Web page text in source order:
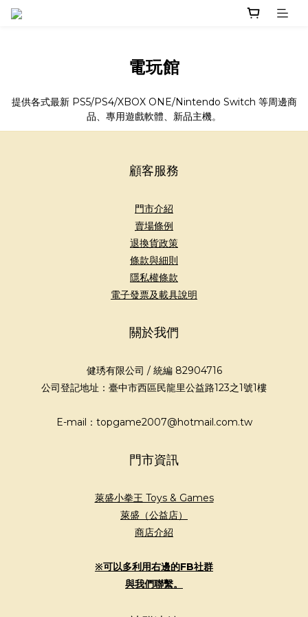
電玩館
提供各式最新 PS5/PS4/XBOX ONE/Nintendo Switch 等周邊商
品、專用遊戲軟體、新品主機。
顧客服務
門市介紹
賣場條例
退換貨政策
條款與細則
隱私權條款
電子發票及載具說明
關於我們
健琇有限公司 / 統編 82904716
公司登記地址：臺中市西區民龍里公益路123之1號1樓
E-mail：topgame2007@hotmail.com.tw
門市資訊
萊盛小拳王 Toys & Games
萊盛（公益店）
商店介紹
※可以多利用右邊的FB社群
與我們聯繫。